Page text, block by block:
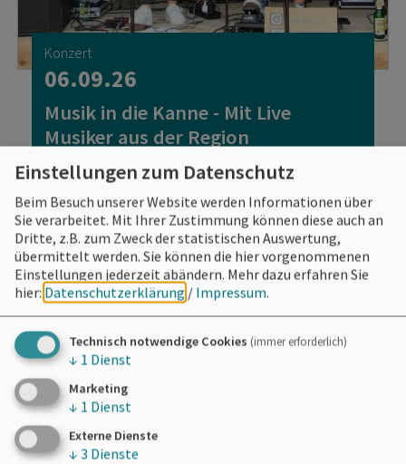
Konzert
06.09.26
Musik in die Kanne - Mit Live
Musiker aus der Region
Einstellungen zum Datenschutz
Beim Besuch unserer Website werden Informationen über
Sie verarbeitet. Mit Ihrer Zustimmung können diese auch an
Dritte, z.B. zum Zweck der statistischen Auswertung,
übermittelt werden. Sie können die hier vorgenommenen
Einstellungen jederzeit abändern. Mehr dazu erfahren Sie
hier: Datenschutzerklärung / Impressum.
Technisch notwendige Cookies (immer erforderlich)
↓ 1 Dienst
Marketing
↓ 1 Dienst
Externe Dienste
↓ 3 Dienste